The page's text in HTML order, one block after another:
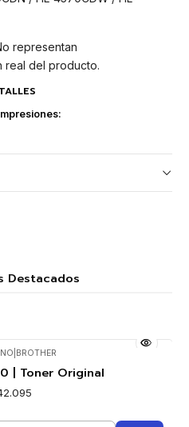
representan
real del producto.
Destacados
BROTHER
| Toner Original